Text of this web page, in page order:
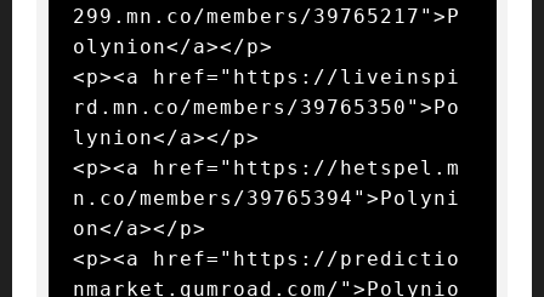
299.mn.co/members/39765217">P
olynion</a></p>
<p><a href="https://liveinspi
rd.mn.co/members/39765350">Po
lynion</a></p>
<p><a href="https://hetspel.m
n.co/members/39765394">Polyni
on</a></p>
<p><a href="https://predictio
nmarket.gumroad.com/">Polynio